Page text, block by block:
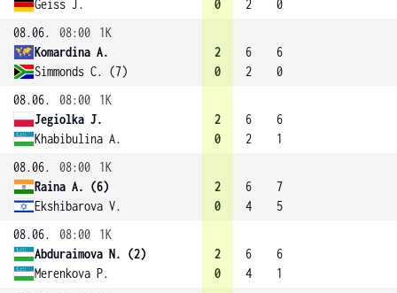
Geiss J. 0 2
0
08.06.
08:00
1K
Komardina A.
Simmonds C. (7)
2
0
6
2
6
0
08.06.
08:00
1K
Jegiolka J.
Khabibulina A.
2
0
6
2
6
1
08.06.
08:00
1K
Raina A. (6)
Ekshibarova V.
2
0
6
4
7
5
08.06.
08:00
1K
Abduraimova N. (2)
Merenkova P.
2
0
6
4
6
1